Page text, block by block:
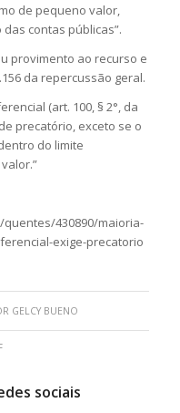
de pequeno valor,
contas públicas”.
provimento ao recurso e
da repercussão geral.
(art. 100, § 2°, da
precatório, exceto se o
do limite
430890/maioria-
exige-precatorio
GELCY BUENO
sociais